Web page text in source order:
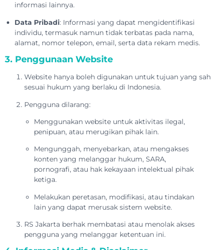
informasi lainnya.
Data Pribadi: Informasi yang dapat mengidentifikasi
individu, termasuk namun tidak terbatas pada nama,
alamat, nomor telepon, email, serta data rekam medis.
3. Penggunaan Website
Website hanya boleh digunakan untuk tujuan yang sah
sesuai hukum yang berlaku di Indonesia.
Pengguna dilarang:
Menggunakan website untuk aktivitas ilegal,
penipuan, atau merugikan pihak lain.
Mengunggah, menyebarkan, atau mengakses
konten yang melanggar hukum, SARA,
pornografi, atau hak kekayaan intelektual pihak
ketiga.
Melakukan peretasan, modifikasi, atau tindakan
lain yang dapat merusak sistem website.
RS Jakarta berhak membatasi atau menolak akses
pengguna yang melanggar ketentuan ini.